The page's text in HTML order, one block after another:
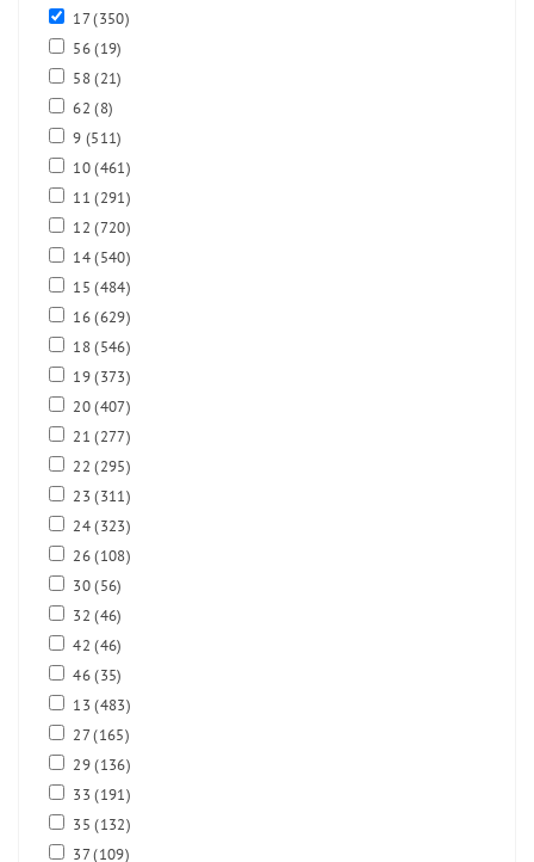
17(350)
56(19)
58(21)
62(8)
9 (511)
10(461)
11(291)
12(720)
14(540)
15(484)
16(629)
18(546)
19(373)
20(407)
21(277)
22(295)
23(311)
24(323)
26(108)
30(56)
32(46)
42(46)
46(35)
13(483)
27(165)
29(136)
33(191)
35(132)
37(109)